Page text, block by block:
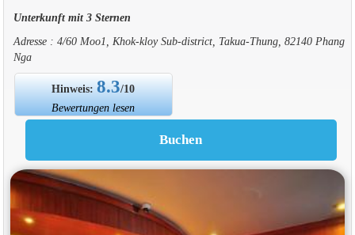
Unterkunft mit 3 Sternen
Adresse : 4/60 Moo1, Khok-kloy Sub-district, Takua-Thung, 82140 Phang
Nga
Hinweis:8.3/10
Bewertungen lesen